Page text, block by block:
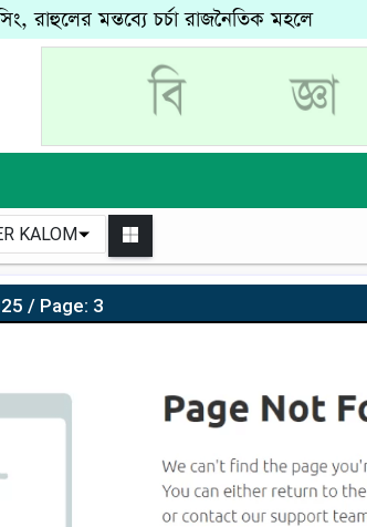
রাহুলের মন্তব্যে চর্চা রাজনৈতিক মহলে
KALOM
/ Page: 3